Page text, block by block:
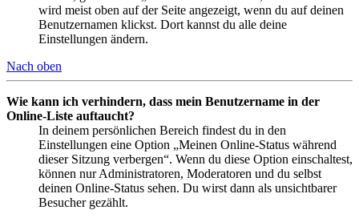
wird meist oben auf der Seite angezeigt, wenn du auf deinen
Benutzernamen klickst. Dort kannst du alle deine
Einstellungen ändern.
Nach oben
Wie kann ich verhindern, dass mein Benutzername in der
Online-Liste auftaucht?
In deinem persönlichen Bereich findest du in den
Einstellungen eine Option „Meinen Online-Status während
dieser Sitzung verbergen“. Wenn du diese Option einschaltest,
können nur Administratoren, Moderatoren und du selbst
deinen Online-Status sehen. Du wirst dann als unsichtbarer
Besucher gezählt.